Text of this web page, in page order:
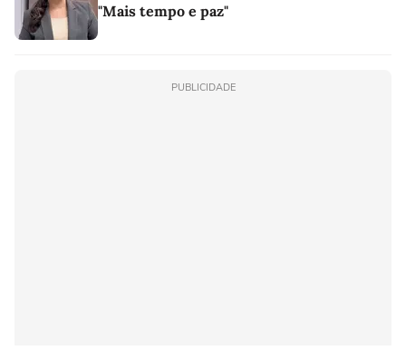
"Mais tempo e paz"
PUBLICIDADE